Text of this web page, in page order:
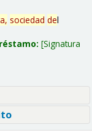
sociedad del
Signatura